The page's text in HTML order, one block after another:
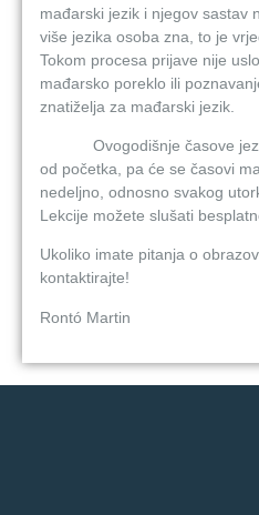
mađarski jezik i njegov sastav
više jezika osoba zna, to je
Tokom procesa prijave nije
mađarsko poreklo ili
znatiželja za mađarski jezik.
Ovogodišnje časove
od početka, pa će se časovi
nedeljno, odnosno svakog
Lekcije možete slušati
Ukoliko imate pitanja o
kontaktirajte!
Rontó Martin